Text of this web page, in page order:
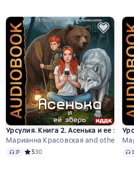
Урсулия. Книга 2. Асенька и ее зверь
Марианна Красовская and others
Audio Средний рейтинг 5 на основе 30
530